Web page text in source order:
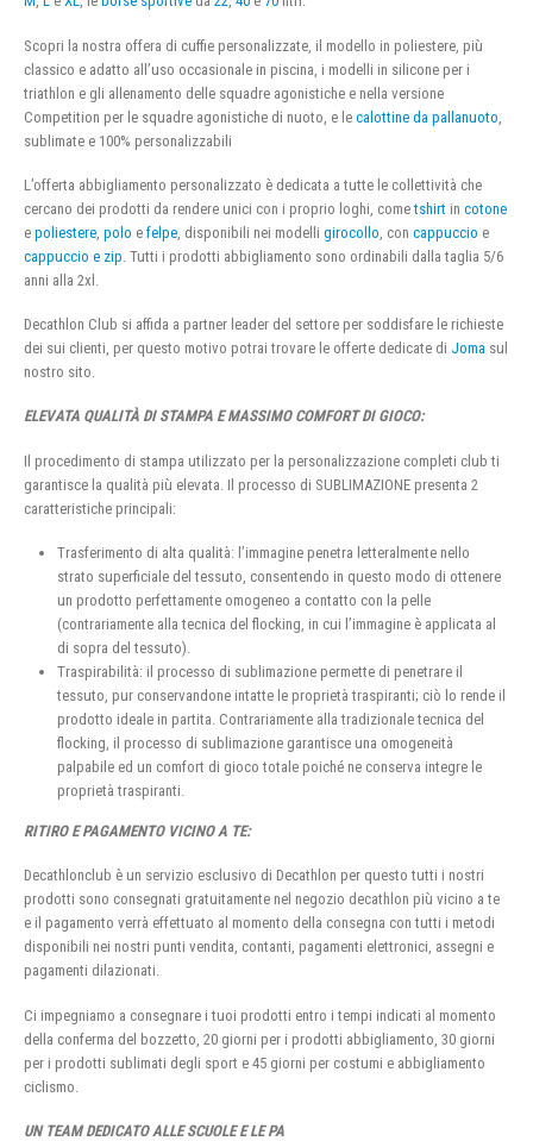
Scopri la nostra offera di cuffie personalizzate, il modello in poliestere, più
classico e adatto all’uso occasionale in piscina, i modelli in silicone per i
triathlon e gli allenamento delle squadre agonistiche e nella versione
Competition per le squadre agonistiche di nuoto, e le calottine da pallanuoto
sublimate e 100% personalizzabili
L’offerta abbigliamento personalizzato è dedicata a tutte le collettività che
cercano dei prodotti da rendere unici con i proprio loghi, cometshirt in cotone
e poliestere polo e felpe , disponibili nei modelli girocollo , con cappuccio e
cappuccio e zip . Tutti i prodotti abbigliamento sono ordinabili dalla taglia 5/6
anni alla 2xl.
Decathlon Club si affida a partner leader del settore per soddisfare le richieste
dei sui clienti, per questo motivo potrai trovare le offerte dedicate di Joma sul
nostro sito.
ELEVATA QUALITÀ DI STAMPA E MASSIMO COMFORT DI GIOCO:
Il procedimento di stampa utilizzato per la personalizzazione completi club ti
garantisce la qualità più elevata. Il processo di SUBLIMAZIONE presenta 2
caratteristiche principali:
Trasferimento di alta qualità: l’immagine penetra letteralmente nello
strato superficiale del tessuto, consentendo in questo modo di ottenere
un prodotto perfettamente omogeneo a contatto con la pelle
(contrariamente alla tecnica del flocking, in cui l’immagine è applicata al
di sopra del tessuto).
Traspirabilità: il processo di sublimazione permette di penetrare il
tessuto, pur conservandone intatte le proprietà traspiranti; ciò lo rende il
prodotto ideale in partita. Contrariamente alla tradizionale tecnica del
flocking, il processo di sublimazione garantisce una omogeneità
palpabile ed un comfort di gioco totale poiché ne conserva integre le
proprietà traspiranti.
RITIRO E PAGAMENTO VICINO A TE:
Decathlonclub è un servizio esclusivo di Decathlon per questo tutti i nostri
prodotti sono consegnati gratuitamente nel negozio decathlon più vicino a te
e il pagamento verrà effettuato al momento della consegna con tutti i metodi
disponibili nei nostri punti vendita, contanti, pagamenti elettronici, assegni e
pagamenti dilazionati.
Ci impegniamo a consegnare i tuoi prodotti entro i tempi indicati al momento
della conferma del bozzetto, 20 giorni per i prodotti abbigliamento, 30 giorni
per i prodotti sublimati degli sport e 45 giorni per costumi e abbigliamento
ciclismo.
UN TEAM DEDICATO ALLE SCUOLE E LE PA